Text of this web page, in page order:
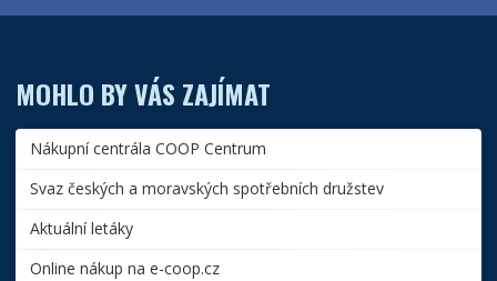
MOHLO BY VÁS ZAJÍMAT
Nákupní centrála COOP Centrum
Svaz českých a moravských spotřebních družstev
Aktuální letáky
Online nákup na e-coop.cz